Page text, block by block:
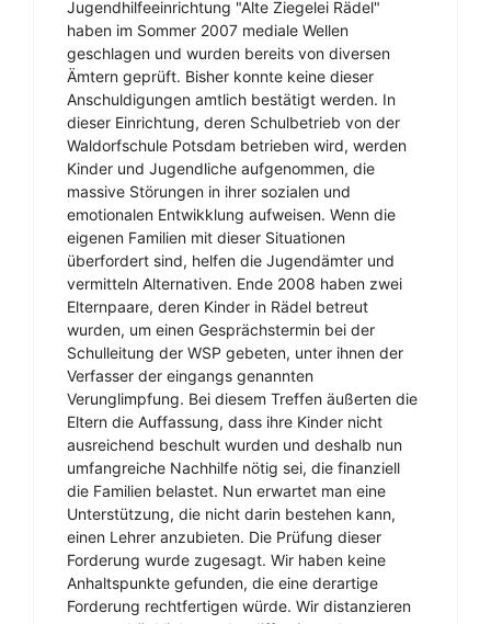
Jugendhilfeeinrichtung "Alte Ziegelei Rädel"
haben im Sommer 2007 mediale Wellen
geschlagen und wurden bereits von diversen
Ämtern geprüft. Bisher konnte keine dieser
Anschuldigungen amtlich bestätigt werden. In
dieser Einrichtung, deren Schulbetrieb von der
Waldorfschule Potsdam betrieben wird, werden
Kinder und Jugendliche aufgenommen, die
massive Störungen in ihrer sozialen und
emotionalen Entwikklung aufweisen. Wenn die
eigenen Familien mit dieser Situationen
überfordert sind, helfen die Jugendämter und
vermitteln Alternativen. Ende 2008 haben zwei
Elternpaare, deren Kinder in Rädel betreut
wurden, um einen Gesprächstermin bei der
Schulleitung der WSP gebeten, unter ihnen der
Verfasser der eingangs genannten
Verunglimpfung. Bei diesem Treffen äußerten die
Eltern die Auffassung, dass ihre Kinder nicht
ausreichend beschult wurden und deshalb nun
umfangreiche Nachhilfe nötig sei, die finanziell
die Familien belastet. Nun erwartet man eine
Unterstützung, die nicht darin bestehen kann,
einen Lehrer anzubieten. Die Prüfung dieser
Forderung wurde zugesagt. Wir haben keine
Anhaltspunkte gefunden, die eine derartige
Forderung rechtfertigen würde. Wir distanzieren